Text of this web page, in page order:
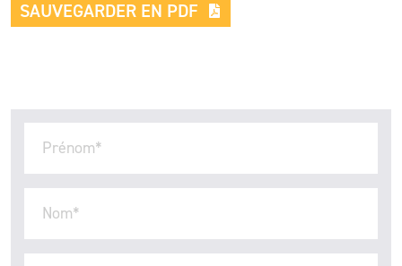
SAUVEGARDER EN PDF
Prénom*
Nom*